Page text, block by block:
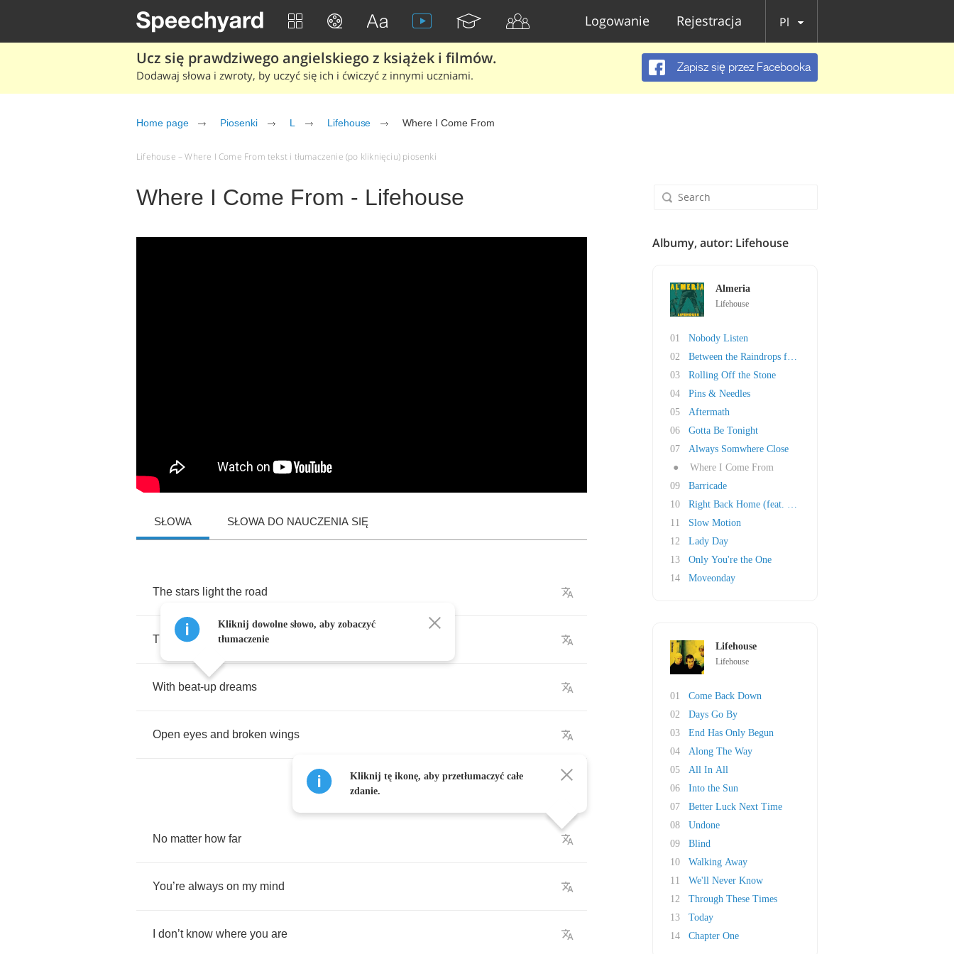
Logowanie Rejestracja Pl
Ucz się prawdziwego angielskiego z książek i filmów.
Dodawaj słowa i zwroty, by uczyć się ich i ćwiczyć z innymi uczniami.
Zapisz się przez Facebooka
Home page Piosenki L Lifehouse Where I Come From
Lifehouse – Where I Come From tekst i tłumaczenie (po kliknięciu) piosenki
Where I Come From - Lifehouse
SŁOWA SŁOWA DO NAUCZENIA SIĘ
The stars light the road
That ’s bringing me back
With beat-up dreams
Open eyes and broken wings
No matter how far
You’re always on my mind
don’t know where you are
Kliknij dowolne słowo, aby zobaczyć
tłumaczenie
Kliknij tę ikonę, aby przetłumaczyć całe
zdanie.
Albumy, autor: Lifehouse
Almeria
Lifehouse
01
Nobody Listen
02
Between the Raindrops feat. Natasha Bedingfie..
03
Rolling Off the Stone
04
Pins & Needles
05
Aftermath
06
Gotta Be Tonight
07
Always Somwhere Close
●
Where I Come From
09
Barricade
10
Right Back Home (feat. Peter Frampton and Cha..
11
Slow Motion
12
Lady Day
13
Only You're the One
14
Moveonday
Lifehouse
Lifehouse
01
Come Back Down
02
Days Go By
03
End Has Only Begun
04
Along The Way
05
All In All
06
Into the Sun
07
Better Luck Next Time
08
Undone
09
Blind
10
Walking Away
11
We'll Never Know
12
Through These Times
13
Today
14
Chapter One